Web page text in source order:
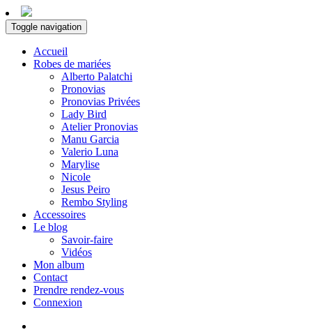
Toggle navigation
Accueil
Robes de mariées
Alberto Palatchi
Pronovias
Pronovias Privées
Lady Bird
Atelier Pronovias
Manu Garcia
Valerio Luna
Marylise
Nicole
Jesus Peiro
Rembo Styling
Accessoires
Le blog
Savoir-faire
Vidéos
Mon album
Contact
Prendre rendez-vous
Connexion